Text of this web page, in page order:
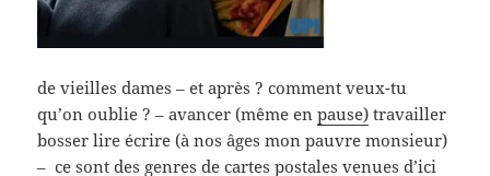
de vieilles dames – et après ? comment veux-tu
qu’on oublie ? – avancer (même enpause) travailler
bosser lire écrire (à nos âges mon pauvre monsieur)
– ce sont des genres de cartes postales venues d’ici